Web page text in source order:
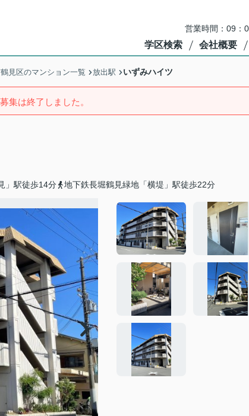
営業時間：09：
学区検索 会社概要
見区のマンション一覧 放出駅 いずみハイツ
集は終了しました。
」駅徒歩14分 地下鉄長堀鶴見緑地「横堤」駅徒歩22分